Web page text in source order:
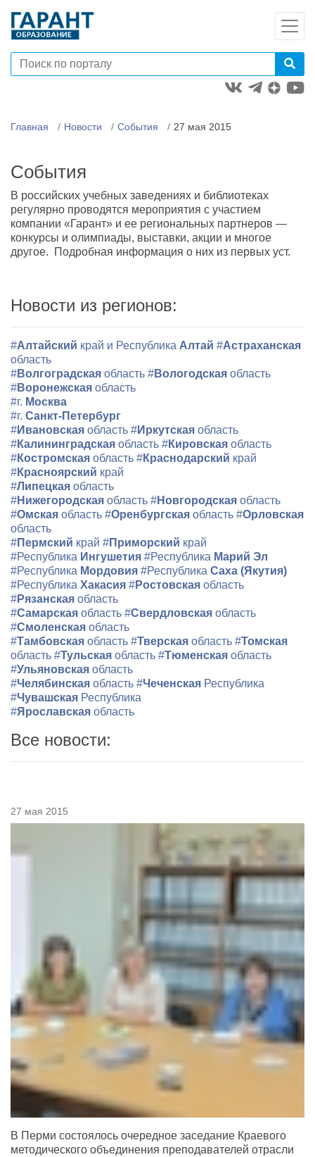
Главная Новости События 27 мая 2015
События
В российских учебных заведениях и библиотеках
регулярно проводятся мероприятия с участием
компании «Гарант» и ее региональных партнеров —
конкурсы и олимпиады, выставки, акции и многое
другое. Подробная информация о них из первых уст.
Новости из регионов:
#Алтайский край и Республика Алтай #Астраханская
область
#Волгоградская область #Вологодская область
#Воронежская область
#г. Москва
#г. Санкт-Петербург
#Ивановская область #Иркутская область
#Калининградская область #Кировская область
#Костромская область #Краснодарский край
#Красноярский край
#Липецкая область
#Нижегородская область #Новгородская область
#Омская область #Оренбургская область #Орловская
область
#Пермский край #Приморский край
#Республика Ингушетия #Республика Марий Эл
#Республика Мордовия #Республика Саха (Якутия)
#Республика Хакасия #Ростовская область
#Рязанская область
#Самарская область #Свердловская область
#Смоленская область
#Тамбовская область #Тверская область #Томская
область #Тульская область #Тюменская область
#Ульяновская область
#Челябинская область #Чеченская Республика
#Чувашская Республика
#Ярославская область
Все новости:
27 мая 2015
В Перми состоялось очередное заседание Краевого
методического объединения преподавателей отрасли